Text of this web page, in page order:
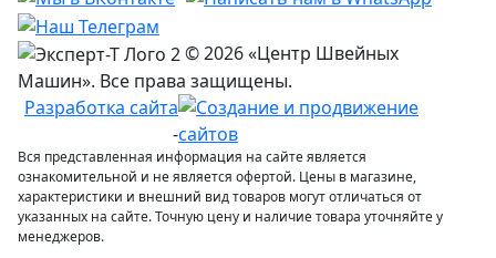
© 2026 «Центр Швейных
Машин». Все права защищены.
Разработка сайта
-
Вся представленная информация на сайте является
ознакомительной и не является офертой. Цены в магазине,
характеристики и внешний вид товаров могут отличаться от
указанных на сайте. Точную цену и наличие товара уточняйте у
менеджеров.